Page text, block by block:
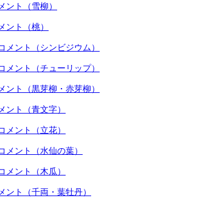
ント（雪柳）
ント（桃）
メント（シンビジウム）
メント（チューリップ）
ント（黒芽柳・赤芽柳）
ント（青文字）
メント（立花）
メント（水仙の葉）
メント（木瓜）
ント（千両・葉牡丹）